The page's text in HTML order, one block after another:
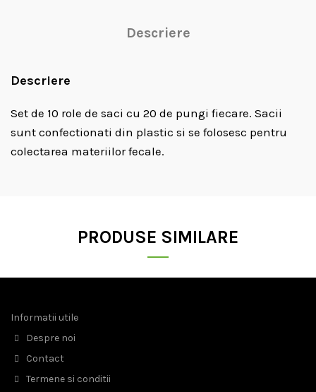
Descriere
Descriere
Set de 10 role de saci cu 20 de pungi fiecare. Sacii
sunt confectionati din plastic si se folosesc pentru
colectarea materiilor fecale.
PRODUSE SIMILARE
Informatii utile
Despre noi
Contact
Termene si conditii